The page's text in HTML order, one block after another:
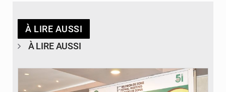
À LIRE AUSSI
À LIRE AUSSI